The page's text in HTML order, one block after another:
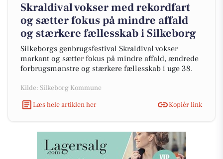
Skraldival vokser med rekordfart
og sætter fokus på mindre affald
og stærkere fællesskab i Silkeborg
Silkeborgs genbrugsfestival Skraldival vokser
markant og sætter fokus på mindre affald, ændrede
forbrugsmønstre og stærkere fællesskab i uge 38.
Kilde: Silkeborg Kommune
Læs hele artiklen her
Kopiér link